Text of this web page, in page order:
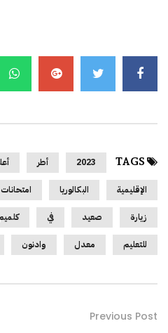
TAGS
2023 أطر
الإقليمية البكالوريا امتحانات
زيارة صعيد في
للتعليم معدل وادنون
Previous Post